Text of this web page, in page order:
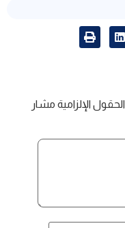
الحقول الإلزامية مشار